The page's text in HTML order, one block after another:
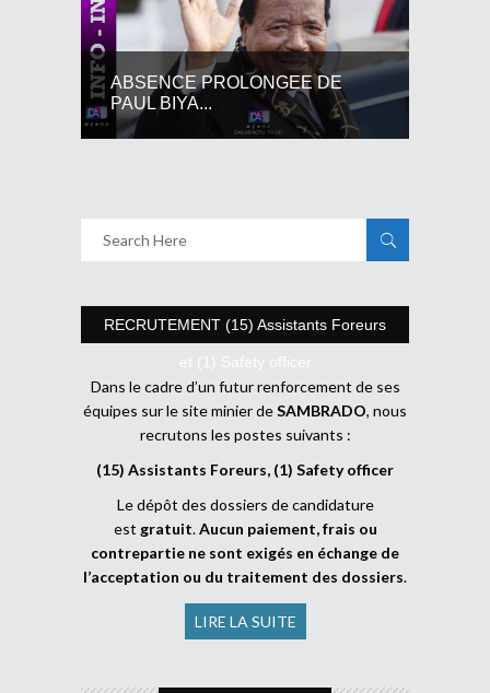
ABSENCE PROLONGEE DE
PAUL BIYA...
RECRUTEMENT (15) Assistants Foreurs
et (1) Safety officer
Dans le cadre d’un futur renforcement de ses
équipes sur le site minier deSAMBRADO, nous
recrutons les postes suivants :
(15) Assistants Foreurs, (1) Safety officer
Le dépôt des dossiers de candidature
est gratuit.Aucun paiement, frais ou
contrepartie ne sont exigés en échange de
l’acceptation ou du traitement des dossiers.
LIRE LA SUITE